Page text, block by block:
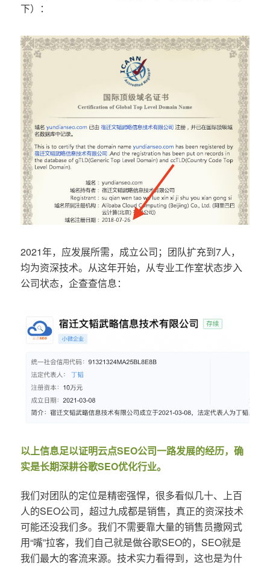
下）：
2021年，应发展所需，成立公司；团队扩充到7人，
均为资深技术。从这年开始，从专业工作室状态步入
公司状态，企查查信息：
以上信息足以证明云点SEO公司一路发展的经历，确
实是长期深耕谷歌SEO优化行业。
我们对团队的定位是精密强悍，很多看似几十、上百
人的SEO公司，超过九成都是销售，真正的资深技术
可能还没我们多。我们不需要靠大量的销售员撒网式
用“嘴”拉客，我们自己就是做谷歌SEO的，SEO就是
我们最大的客流来源。技术实力看得到，这也是为什